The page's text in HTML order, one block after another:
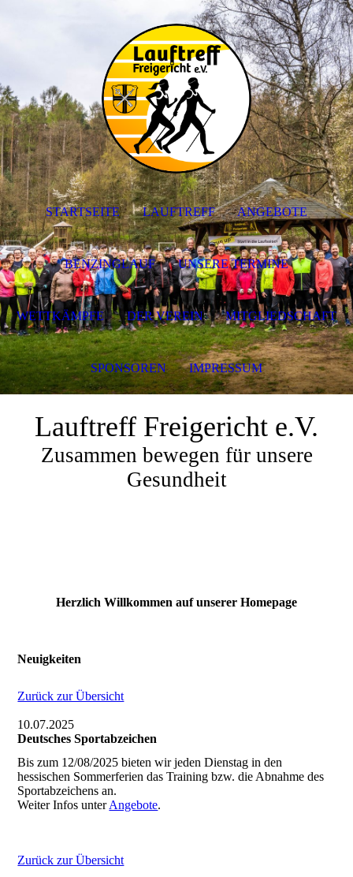
Lauftreff Freigericht e.V.
Zusammen bewegen für unsere
Gesundheit
Herzlich Willkommen auf unserer Homepage
Neuigkeiten
Zurück zur Übersicht
10.07.2025
Deutsches Sportabzeichen
Bis zum 12/08/2025 bieten wir jeden Dienstag in den
hessischen Sommerferien das Training bzw. die Abnahme des
Sportabzeichens an.
Weiter Infos unterAngebote.
Zurück zur Übersicht
STARTSEITE LAUFTREFF ANGEBOTE
BENZINGLAUF UNSERE TERMINE
WETTKÄMPFE DER VEREIN MITGLIEDSCHAFT
SPONSOREN IMPRESSUM